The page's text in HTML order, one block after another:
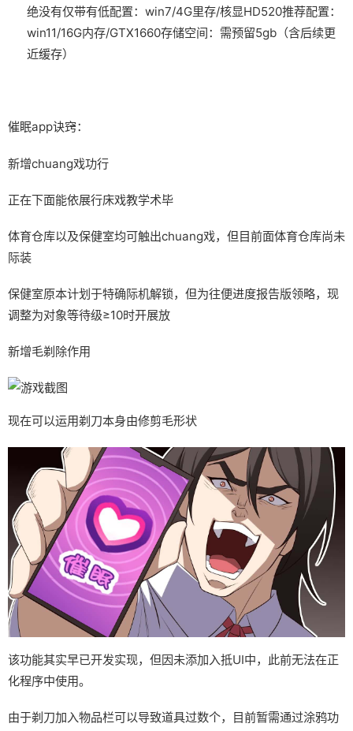
​绝没有仅带有低配置​​：win7/4G里存/核显HD520​推荐配置​​：
win11/16G内存/GTX1660​存储空间​​：需预留5gb（含后续更
近缓存）
催眠app诀窍：
新增chuang戏功行
正在下面能依展行床戏教学术毕
体育仓库以及保健室均可触出chuang戏，但目前面体育仓库尚未
际装
保健室原本计划于特确际机解锁，但为往便进度报告版领略，现
调整为对象等待级≥10时开展放
新增毛剃除作用
现在可以运用剃刀本身由修剪毛形状
该功能其实早已开发实现，但因未添加入抵UI中，此前无法在正
化程序中使用。
由于剃刀加入物品栏可以导致道具过数个，目前暂需通过涂鸦功